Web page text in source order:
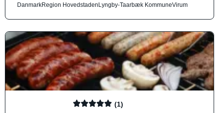
DanmarkRegion HovedstadenLyngby-Taarbæk KommuneVirum
(1)